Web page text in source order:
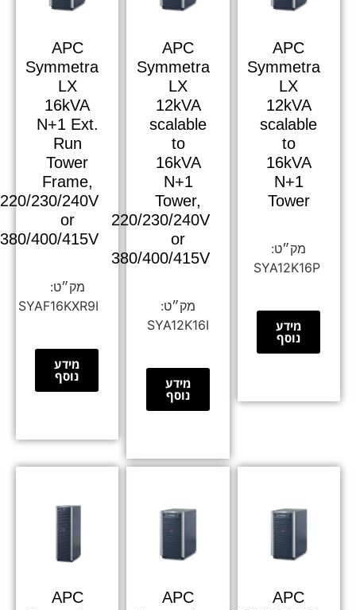
APC
Symmetra
LX
12kVA
scalable
to
16kVA
N+1
Tower
SYA12K16P
מידע
נוסף
APC
Symmetra
LX
12kVA
scalable
to
16kVA
N+1
Tower,
220/230/240V
or
380/400/415V
SYA12K16I
מידע
נוסף
APC
Symmetra
LX
16kVA
N+1 Ext.
Run
Tower
Frame,
220/230/240V
or
380/400/415V
SYAF16KXR9I
מידע
נוסף
APC
APC
APC